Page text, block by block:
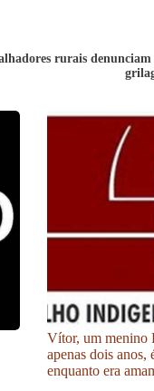
rurais denunciam
Vítor, um menino
apenas dois anos,
enquanto era